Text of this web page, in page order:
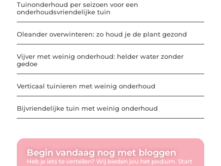
Tuinonderhoud per seizoen voor een
onderhoudsvriendelijke tuin
Oleander overwinteren: zo houd je de plant gezond
Vijver met weinig onderhoud: helder water zonder
gedoe
Verticaal tuinieren met weinig onderhoud
Bijvriendelijke tuin met weinig onderhoud
Begin vandaag nog met bloggen
Heb je iets te vertellen? Wij bieden jou het podium. Start